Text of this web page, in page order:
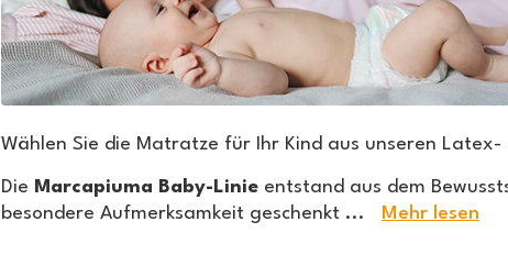
Wählen Sie die Matratze für Ihr Kind aus unseren
Die Marcapiuma Baby-Linie entstand aus dem
besondere Aufmerksamkeit geschenkt ... Mehr lesen